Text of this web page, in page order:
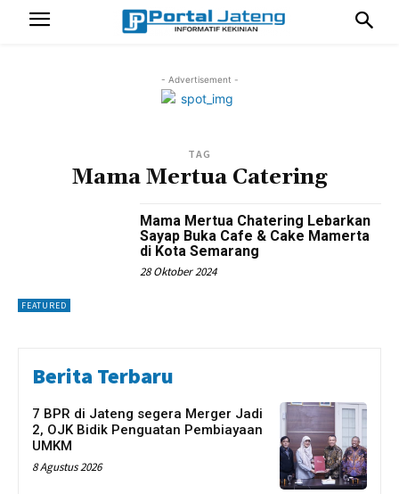
- Advertisement -
TAG
Mama Mertua Catering
FEATURED
Mama Mertua Chatering Lebarkan
Sayap Buka Cafe & Cake Mamerta
di Kota Semarang
28 Oktober 2024
Berita Terbaru
7 BPR di Jateng segera Merger Jadi
2, OJK Bidik Penguatan Pembiayaan
UMKM
8 Agustus 2026